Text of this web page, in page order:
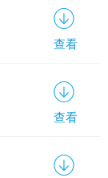
查看
查看